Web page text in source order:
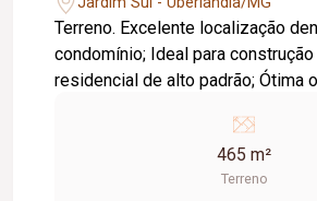
Terreno. Excelente localização dentro do
condomínio; Ideal para
residencial de alto padrão; Ótima
465 m²
Terreno